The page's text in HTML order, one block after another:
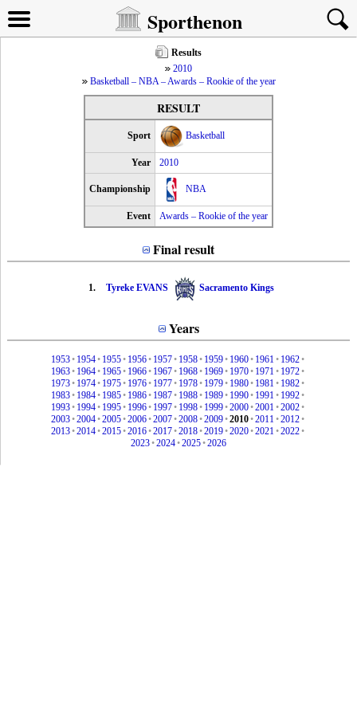
Sporthenon
Results
2010
Basketball – NBA – Awards – Rookie of the year
RESULT
Sport Basketball
Year 2010
Championship NBA
Event Awards – Rookie of the year
Final result
1. Tyreke EVANS Sacramento Kings
Years
1953• 1954• 1955• 1956• 1957• 1958• 1959• 1960• 1961• 1962•
1963• 1964• 1965• 1966• 1967• 1968• 1969• 1970• 1971• 1972•
1973• 1974• 1975• 1976• 1977• 1978• 1979• 1980• 1981• 1982•
1983• 1984• 1985• 1986• 1987• 1988• 1989• 1990• 1991• 1992•
1993• 1994• 1995• 1996• 1997• 1998• 1999•2000•2001•2002•
2003•2004•2005•2006•2007•2008•2009•2010•2011•2012•
2013•2014•2015•2016•2017•2018•2019•2020•2021•2022•
2023•2024•2025•2026